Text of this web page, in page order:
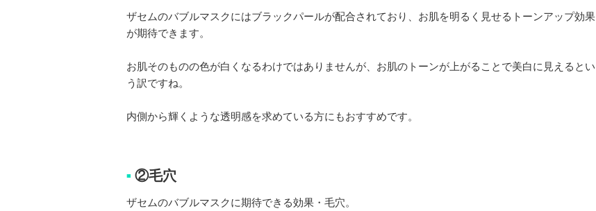
ザセムのバブルマスクにはブラックパールが配合されており、お肌を明るく見せるトーンアップ効果
が期待できます。
お肌そのものの色が白くなるわけではありませんが、お肌のトーンが上がることで美白に見えるとい
う訳ですね。
内側から輝くような透明感を求めている方にもおすすめです。
■ ②毛穴
ザセムのバブルマスクに期待できる効果・毛穴。